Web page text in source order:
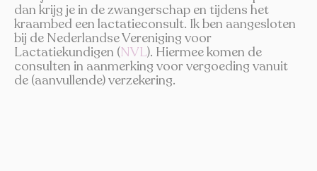
dan krijg je in de zwangerschap en tijdens het
kraambed een lactatieconsult. Ik ben aangesloten
bij de Nederlandse Vereniging voor
Lactatiekundigen (NVL). Hiermee komen de
consulten in aanmerking voor vergoeding vanuit
de (aanvullende) verzekering.